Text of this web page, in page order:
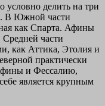
условно делить на три
В Южной части
как Спарта. Афины
части
как Аттика, Этолия и
практически
и Фессалию,
является крупным